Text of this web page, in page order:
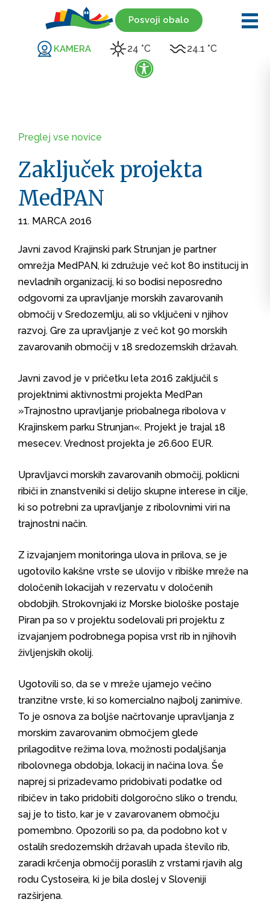
Posvoji obalo
KAMERA 24 °C 24.1 °C
Preglej vse novice
Zaključek projekta
MedPAN
11. MARCA 2016
Javni zavod Krajinski park Strunjan je partner
omrežja MedPAN, ki združuje več kot 80 institucij in
nevladnih organizacij, ki so bodisi neposredno
odgovorni za upravljanje morskih zavarovanih
območij v Sredozemlju, ali so vključeni v njihov
razvoj. Gre za upravljanje z več kot 90 morskih
zavarovanih območij v 18 sredozemskih državah.
Javni zavod je v pričetku leta 2016 zaključil s
projektnimi aktivnostmi projekta MedPan
»Trajnostno upravljanje priobalnega ribolova v
Krajinskem parku Strunjan«. Projekt je trajal 18
mesecev. Vrednost projekta je 26.600 EUR.
Upravljavci morskih zavarovanih območij, poklicni
ribiči in znanstveniki si delijo skupne interese in cilje,
ki so potrebni za upravljanje z ribolovnimi viri na
trajnostni način.
Z izvajanjem monitoringa ulova in prilova, se je
ugotovilo kakšne vrste se ulovijo v ribiške mreže na
določenih lokacijah v rezervatu v določenih
obdobjih. Strokovnjaki iz Morske biološke postaje
Piran pa so v projektu sodelovali pri projektu z
izvajanjem podrobnega popisa vrst rib in njihovih
življenjskih okolij.
Ugotovili so, da se v mreže ujamejo večino
tranzitne vrste, ki so komercialno najbolj zanimive.
To je osnova za boljše načrtovanje upravljanja z
morskim zavarovanim območjem glede
prilagoditve režima lova, možnosti podaljšanja
ribolovnega obdobja, lokacij in načina lova. Še
naprej si prizadevamo pridobivati podatke od
ribičev in tako pridobiti dolgoročno sliko o trendu,
saj je to tisto, kar je v zavarovanem območju
pomembno. Opozorili so pa, da podobno kot v
ostalih sredozemskih državah upada število rib,
zaradi krčenja območij poraslih z vrstami rjavih alg
rodu Cystoseira, ki je bila doslej v Sloveniji
razširjena.